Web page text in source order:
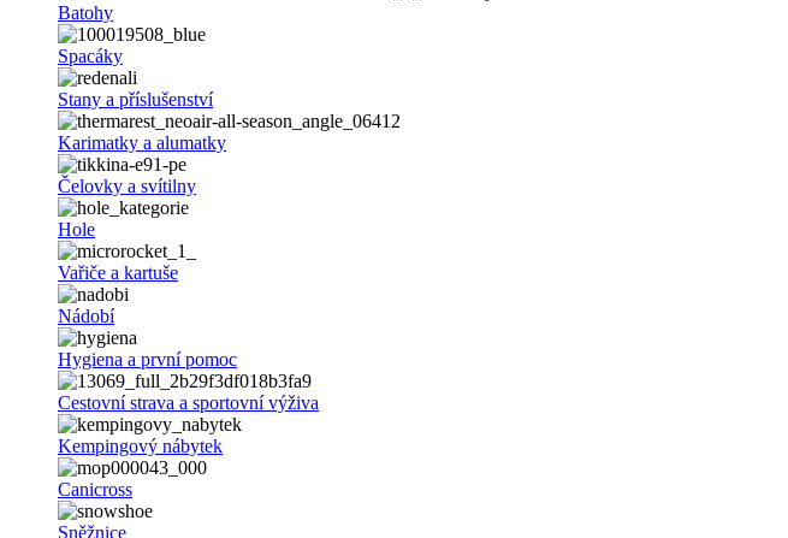
Batohy
Spacáky
Stany a příslušenství
Karimatky a alumatky
Čelovky a svítilny
Hole
Vařiče a kartuše
Nádobí
Hygiena a první pomoc
Cestovní strava a sportovní výživa
Kempingový nábytek
Canicross
Sněžnice